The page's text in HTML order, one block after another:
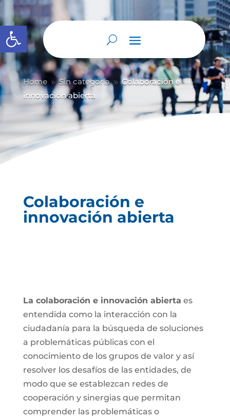
Abrir barra de herramientas
Home 9 Sin categoría 9 Colaboración e
innovación abierta
Colaboración e
innovación abierta
La colaboración e innovación abierta es
entendida como la interacción con la
ciudadanía para la búsqueda de soluciones
a problemáticas públicas con el
conocimiento de los grupos de valor y así
resolver los desafíos de las entidades, de
modo que se establezcan redes de
cooperación y sinergias que permitan
comprender las problemáticas o